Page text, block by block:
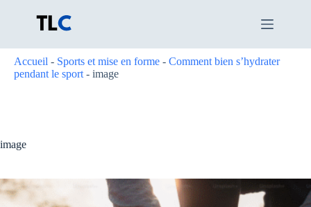
Accueil - Sports et mise en forme - Comment bien s’hydrater
pendant le sport - image
image